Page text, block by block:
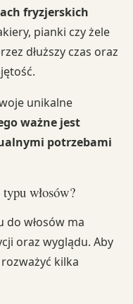
fryzjerskich
pianki czy żele
dłuższy czas oraz
unikalne
ważne jest
potrzebami
włosów?
włosów ma
oraz wyglądu. Aby
kilka